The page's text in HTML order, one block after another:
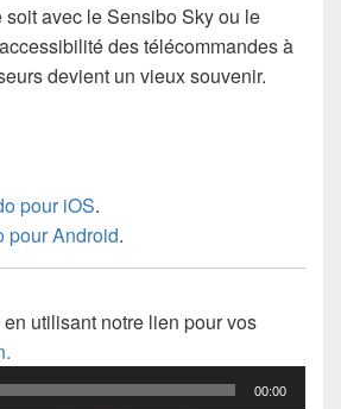
soit avec le Sensibo Sky ou le
des télécommandes à
devient un vieux souvenir.
pour iOS.
pour Android.
utilisant notre lien pour vos
00:00